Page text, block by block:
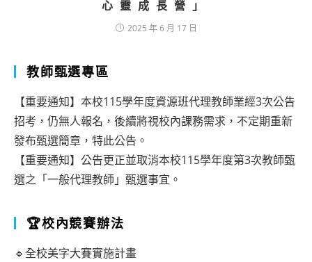
心靈成長營」
2025 年 6 月 17 日
教師甄選專區
【重要通知】本校115學年度資源班代理教師業經3次公告
招考，仍無人報名，後續將視校內課務需求，不定期重新
發布甄選簡章，特此公告。
【重要通知】公告更正並取消本校115學年度第3次教師甄
選之「一般代理教師」甄選事宜。
🏆校內競賽辦法
🔹全校美字大賽實施計畫